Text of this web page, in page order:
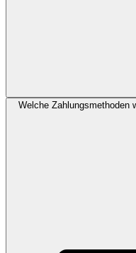
Welche Zahlungsmethoden